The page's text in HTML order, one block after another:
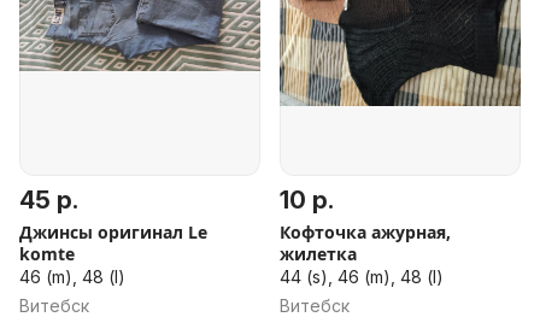
45 р.
Джинсы оригинал Le
komte
46 (m), 48 (l)
Витебск
10 р.
Кофточка ажурная,
жилетка
44 (s), 46 (m), 48 (l)
Витебск